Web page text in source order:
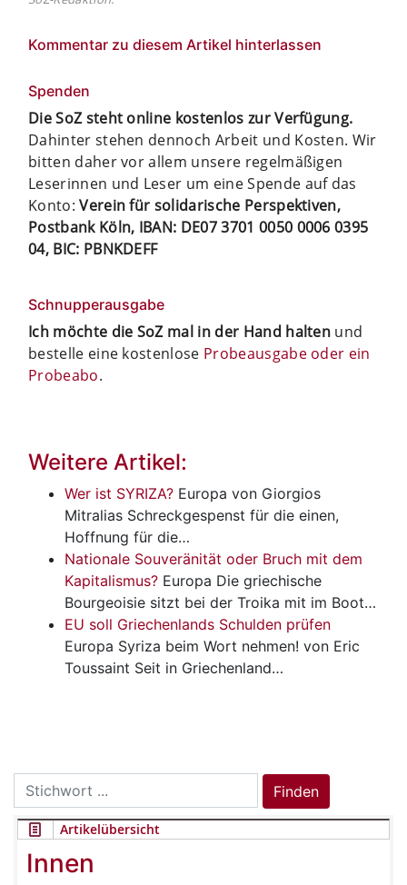
Kommentar zu diesem Artikel hinterlassen
Spenden
Die SoZ steht online kostenlos zur Verfügung.
Dahinter stehen dennoch Arbeit und Kosten. Wir
bitten daher vor allem unsere regelmäßigen
Leserinnen und Leser um eine Spende auf das
Konto:Verein für solidarische Perspektiven,
Postbank Köln, IBAN: DE07 3701 0050 0006 0395
04, BIC: PBNKDEFF
Schnupperausgabe
Ich möchte die SoZ mal in der Hand halten und
bestelle eine kostenlose Probeausgabe oder ein
Probeabo.
Weitere Artikel:
Wer ist SYRIZA? Europa von Giorgios
Mitralias Schreckgespenst für die einen,
Hoffnung für die…
Nationale Souveränität oder Bruch mit dem
Kapitalismus? Europa Die griechische
Bourgeoisie sitzt bei der Troika mit im Boot…
EU soll Griechenlands Schulden prüfen
Europa Syriza beim Wort nehmen! von Eric
Toussaint Seit in Griechenland…
Search
for:
Finden
Artikelübersicht
Innen